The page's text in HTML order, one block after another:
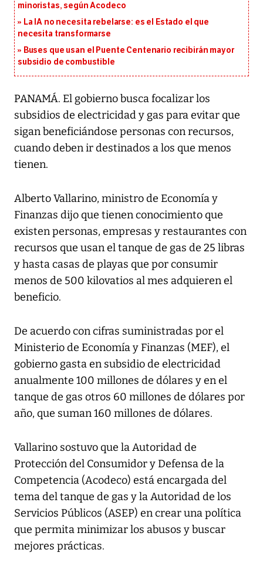
minoristas, según Acodeco
La IA no necesita rebelarse: es el Estado el que
necesita transformarse
Buses que usan el Puente Centenario recibirán mayor
subsidio de combustible
PANAMÁ. El gobierno busca focalizar los
subsidios de electricidad y gas para evitar que
sigan beneficiándose personas con recursos,
cuando deben ir destinados a los que menos
tienen.
Alberto Vallarino, ministro de Economía y
Finanzas dijo que tienen conocimiento que
existen personas, empresas y restaurantes con
recursos que usan el tanque de gas de 25 libras
y hasta casas de playas que por consumir
menos de 500 kilovatios al mes adquieren el
beneficio.
De acuerdo con cifras suministradas por el
Ministerio de Economía y Finanzas (MEF), el
gobierno gasta en subsidio de electricidad
anualmente 100 millones de dólares y en el
tanque de gas otros 60 millones de dólares por
año, que suman 160 millones de dólares.
Vallarino sostuvo que la Autoridad de
Protección del Consumidor y Defensa de la
Competencia (Acodeco) está encargada del
tema del tanque de gas y la Autoridad de los
Servicios Públicos (ASEP) en crear una política
que permita minimizar los abusos y buscar
mejores prácticas.